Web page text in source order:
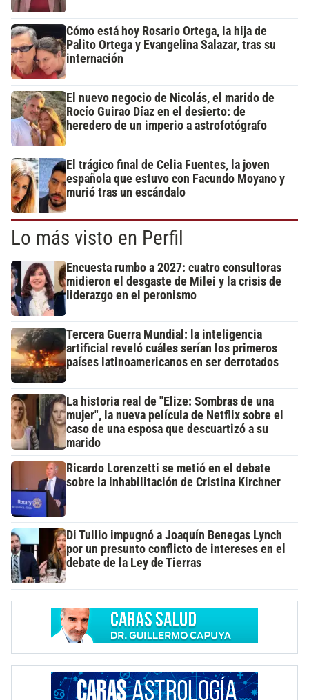
Cómo está hoy Rosario Ortega, la hija de
Palito Ortega y Evangelina Salazar, tras su
internación
El nuevo negocio de Nicolás, el marido de
Rocío Guirao Díaz en el desierto: de
heredero de un imperio a astrofotógrafo
El trágico final de Celia Fuentes, la joven
española que estuvo con Facundo Moyano y
murió tras un escándalo
Lo más visto en Perfil
Encuesta rumbo a 2027: cuatro consultoras
midieron el desgaste de Milei y la crisis de
liderazgo en el peronismo
Tercera Guerra Mundial: la inteligencia
artificial reveló cuáles serían los primeros
países latinoamericanos en ser derrotados
La historia real de "Elize: Sombras de una
mujer", la nueva película de Netflix sobre el
caso de una esposa que descuartizó a su
marido
Ricardo Lorenzetti se metió en el debate
sobre la inhabilitación de Cristina Kirchner
Di Tullio impugnó a Joaquín Benegas Lynch
por un presunto conflicto de intereses en el
debate de la Ley de Tierras